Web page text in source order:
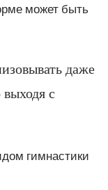
может быть
даже
с
гимнастики